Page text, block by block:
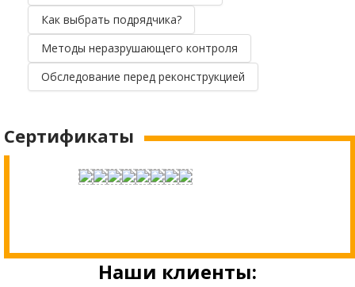
Как выбрать подрядчика?
Методы неразрушающего контроля
Обследование перед реконструкцией
Сертификаты
Наши клиенты: